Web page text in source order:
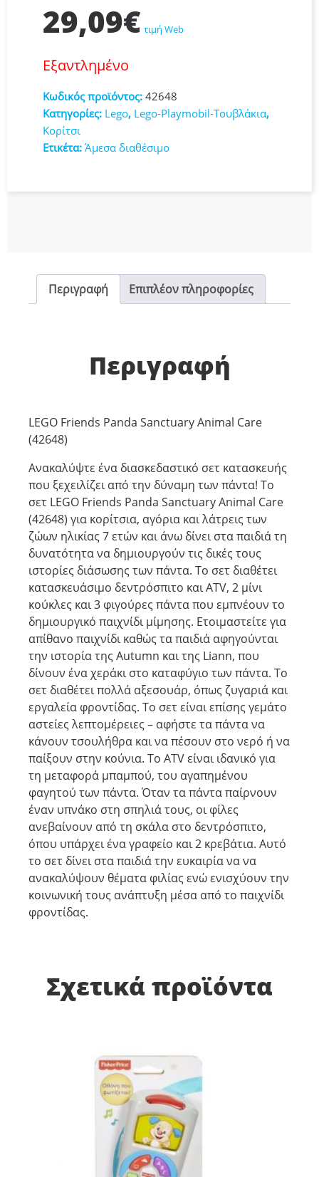
29,09€ τιμή Web
Εξαντλημένο
Κωδικός προϊόντος: 42648
Κατηγορίες: Lego, Lego-Playmobil-Τουβλάκια,
Κορίτσι
Ετικέτα: Άμεσα διαθέσιμο
Περιγραφή Επιπλέον πληροφορίες
Περιγραφή
LEGO Friends Panda Sanctuary Animal Care
(42648)
Ανακαλύψτε ένα διασκεδαστικό σετ κατασκευής
που ξεχειλίζει από την δύναμη των πάντα! Το
σετ LEGO Friends Panda Sanctuary Animal Care
(42648) για κορίτσια, αγόρια και λάτρεις των
ζώων ηλικίας 7 ετών και άνω δίνει στα παιδιά τη
δυνατότητα να δημιουργούν τις δικές τους
ιστορίες διάσωσης των πάντα. Το σετ διαθέτει
κατασκευάσιμο δεντρόσπιτο και ATV, 2 μίνι
κούκλες και 3 φιγούρες πάντα που εμπνέουν το
δημιουργικό παιχνίδι μίμησης. Ετοιμαστείτε για
απίθανο παιχνίδι καθώς τα παιδιά αφηγούνται
την ιστορία της Autumn και της Liann, που
δίνουν ένα χεράκι στο καταφύγιο των πάντα. Το
σετ διαθέτει πολλά αξεσουάρ, όπως ζυγαριά και
εργαλεία φροντίδας. Το σετ είναι επίσης γεμάτο
αστείες λεπτομέρειες – αφήστε τα πάντα να
κάνουν τσουλήθρα και να πέσουν στο νερό ή να
παίξουν στην κούνια. Το ATV είναι ιδανικό για
τη μεταφορά μπαμπού, του αγαπημένου
φαγητού των πάντα. Όταν τα πάντα παίρνουν
έναν υπνάκο στη σπηλιά τους, οι φίλες
ανεβαίνουν από τη σκάλα στο δεντρόσπιτο,
όπου υπάρχει ένα γραφείο και 2 κρεβάτια. Αυτό
το σετ δίνει στα παιδιά την ευκαιρία να να
ανακαλύψουν θέματα φιλίας ενώ ενισχύουν την
κοινωνική τους ανάπτυξη μέσα από το παιχνίδι
φροντίδας.
Σχετικά προϊόντα